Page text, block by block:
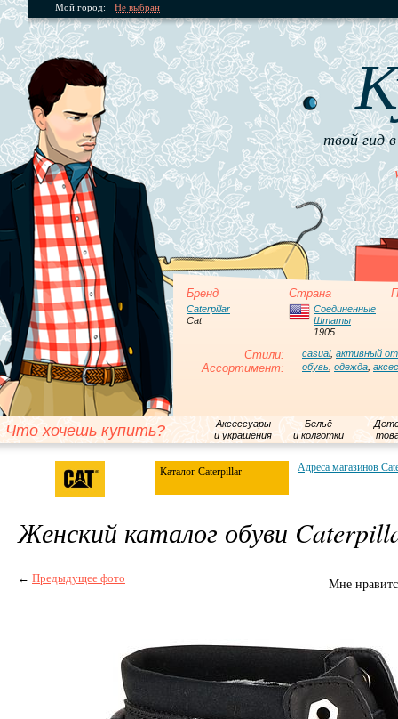
Мой город: Не выбран
твой гид
Бренд Страна
Caterpillar
Cat
Соединенные
Штаты
1905
Стили: casual, активный
Ассортимент: обувь одежда
Что хочешь купить?
Аксессуары
и украшения
Бельё
и колготки
Каталог Caterpillar Адреса магазинов
Женский каталог обуви
← Предыдущее фото Мне